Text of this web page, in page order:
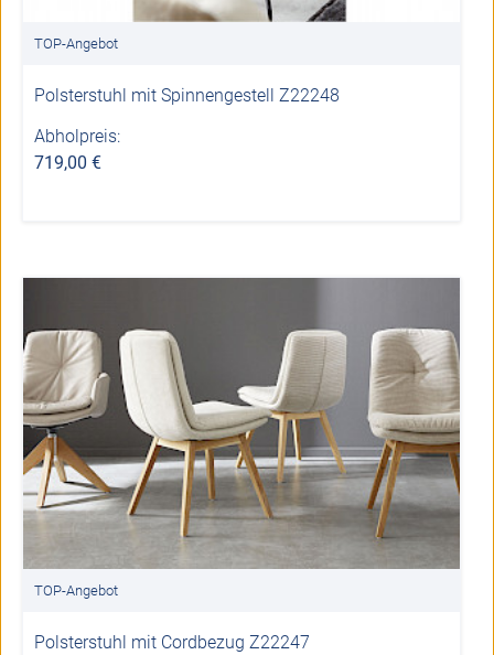
TOP-Angebot
Polsterstuhl mit Spinnengestell Z22248
Abholpreis:
719,00 €
TOP-Angebot
Polsterstuhl mit Cordbezug Z22247